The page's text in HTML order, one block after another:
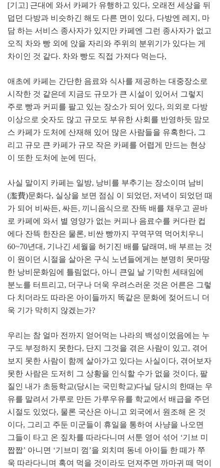
[기고] 근대에 와서 카페가 유행하고 있다, 오래전 세상을 뒤
덥던 다방과 비슷하긴 해도 다른 면이 있다, 다방엔 레지 , 마
담 하는 서비스 종사자가 있지만 카페엔 그런 종사자가 없고
오직 차와 빵 외에 앉을 자리와 주위의 분위기가 있다는 게
차이인 것 같다. 차와 빵도 직접 가져다 먹는다,
애초에 카페는 간단한 음료와 식사를 제공하는 대중장소로
시작한 것 같은데 지금도 규모가 큰 시설이 있어서 그렇지
주로 빵과 커피를 팔고 있는 장소가 되어 있다, 의외로 다방
이상으로 숫자도 많고 규모도 부유한 사회를 반영하듯 맘모
스 카페가 도처에 산재해 있어 많은 사람들을 유혹한다, 그
리고 규모 큰 카페가 규모 작은 카페를 어렵게 만드는 현상
이 또한 도처에 눈에 띤다,
사실 말이지 카페는 일방, 낭비를 부추기는 장소이며 남비
(濫費)문화다, 실상을 보면 점심 이 되었던 , 저녁이 되었던 때
가 되어 비싸든, 싸든, 끼니음식으로 잔뜩 배를 채우고 곧바
로 카페에 와서 별 영양가 없는 커피나 음료수를 커다란 컵
에다 잔뜩 한잔은 물론, 비싼 빵까지 꾸역꾸역 먹어치우니
60~70년대 , 기나긴 세월을 허기진 배를 달래며 , 배 부르는 것
이 원이던 시절을 살아온 구식 노년들에게는 분명히 못마땅
한 낭비문화임에 틀림없다, 아니 큰일 날 기막힌 세태임에
분노를 터트리고, 더구나 더욱 우려스러운 것은 어른은 그렇
다 치더라도 따라온 아이들까지 똑같은 문화에 젖어드니 더
욱 기가 막히지 않겠는가?
우리는 참 얼마 전까지 얻어먹는 나라의 백성이었음에는 누
구도 부정하지 못한다, 단지 그것을 겪은 사람이 있고, 겪어
보지 못한 사람이 함께 살아가고 있다는 사실이다, 겪어보자
못한 사람은 도저히 그 상황을 인식할 수가 없을 것이다, 팔
질인 내가 초등학교(당시는 국민학교)다닐 당시의 한때는 우
유를 말려서 가루로 만든 가루우유를 학교에서 배급을 주던
시절도 있었다, 물론 국산은 아니고 외국에서 원조해 온 것
이다, 그리고 주둔 미군들이 휴일을 통하여 사냥을 나오면
그들이 타고 온 짚차를 따라다니며 서툰 영어 섞어 ‘기브 미
짭짭’ 아니면 ‘기브미 껌’을 외치며 동네 아이들 한 떼가 쭈
욱 따라다니며 혹여 먹을 것이라도 던져주면 까마귀 떼 먹이